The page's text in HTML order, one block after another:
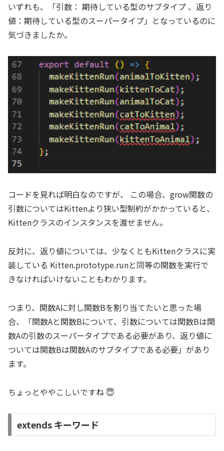
いずれも、「引数： 期待している型のサブタイプ 、返り
値：期待している型のスーパータイプ」となっているのに
気づきましたか。
コードを見れば明白なのですが、 この場合、grow関数の
引数についてはKittenより狭い型制約がかかっていると、
Kittenクラスのインスタンスを渡せません。
反対に、返り値については、少なくともKittenクラスに実
装している Kitten.prototype.runと同等の関数を実行で
きなければいけないこともわかります。
つまり、関数Aに対し関数Bを割り当てたいと思った場
合、「関数Aと関数Bについて、引数については関数Bは関
数Aの引数のスーパータイプである必要があり、返り値に
ついては関数Bは関数Aのサブタイプである必要」があり
ます。
ちょっとややこしいですね 😇
extends キーワード